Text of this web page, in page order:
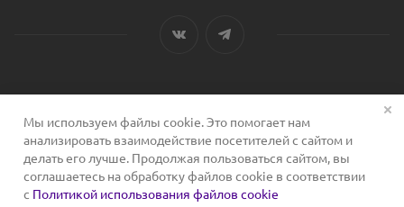
2026 © Сервис для косметологов
Мы используем файлы cookie. Это помогает нам
анализировать взаимодействие посетителей с сайтом и
делать его лучше. Продолжая пользоваться сайтом, вы
соглашаетесь на обработку файлов cookie в соответствии
с Политикой использования файлов cookie